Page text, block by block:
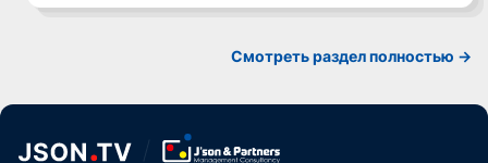
Смотреть раздел полностью ->